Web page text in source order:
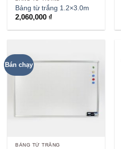
Bảng từ trắng 1.2×3.0m
2,060,000 ₫
Bán chạy
BẢNG TỪ TRẮNG